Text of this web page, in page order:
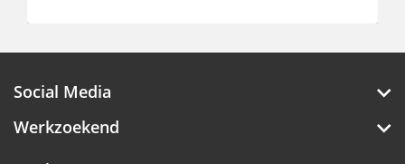
Social Media
Werkzoekend